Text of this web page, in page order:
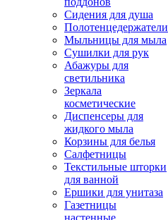
Сидения для душа
Полотенцедержатели
Мыльницы для мыла
Сушилки для рук
Абажуры для
светильника
Зеркала
косметические
Диспенсеры для
жидкого мыла
Корзины для белья
Салфетницы
Текстильные шторки
для ванной
Ершики для унитаза
Газетницы
настенные